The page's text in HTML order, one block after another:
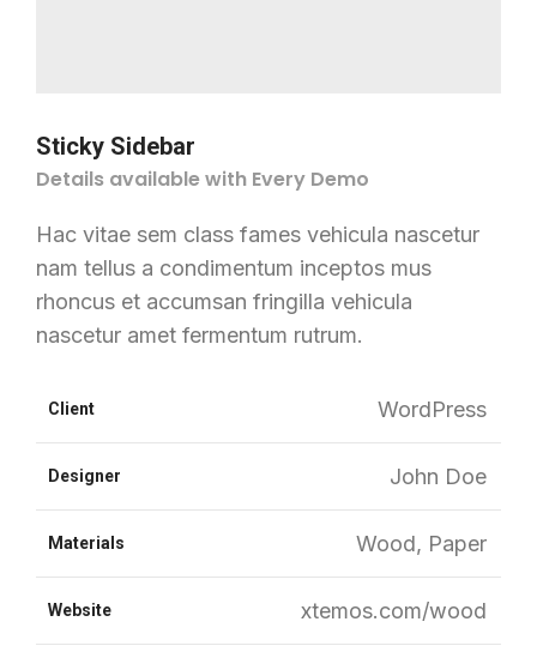
Sticky Sidebar
Details available with Every Demo
Hac vitae sem class fames vehicula nascetur
nam tellus a condimentum inceptos mus
rhoncus et accumsan fringilla vehicula
nascetur amet fermentum rutrum.
Client WordPress
Designer John Doe
Materials Wood, Paper
Website xtemos.com/wood